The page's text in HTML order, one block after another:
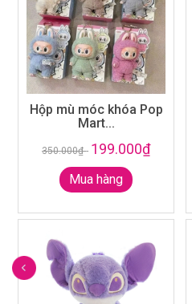
Hộp mù móc khóa Pop
Mart...
350.000₫- 199.000₫
Mua hàng